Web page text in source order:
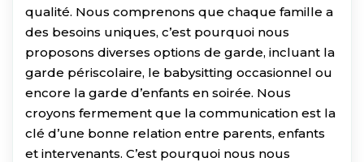
qualité. Nous comprenons que chaque famille a
des besoins uniques, c’est pourquoi nous
proposons diverses options de garde, incluant la
garde périscolaire, le babysitting occasionnel ou
encore la garde d’enfants en soirée. Nous
croyons fermement que la communication est la
clé d’une bonne relation entre parents, enfants
et intervenants. C’est pourquoi nous nous